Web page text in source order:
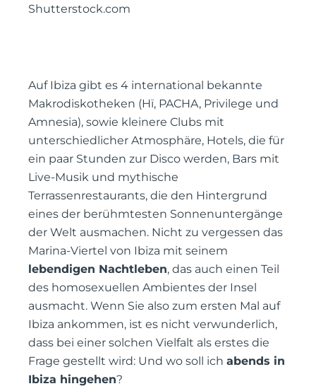
Shutterstock.com
Auf Ibiza gibt es 4 international bekannte
Makrodiskotheken (Hï, PACHA, Privilege und
Amnesia), sowie kleinere Clubs mit
unterschiedlicher Atmosphäre, Hotels, die für
ein paar Stunden zur Disco werden, Bars mit
Live-Musik und mythische
Terrassenrestaurants, die den Hintergrund
eines der berühmtesten Sonnenuntergänge
der Welt ausmachen. Nicht zu vergessen das
Marina-Viertel von Ibiza mit seinem
lebendigen Nachtleben, das auch einen Teil
des homosexuellen Ambientes der Insel
ausmacht. Wenn Sie also zum ersten Mal auf
Ibiza ankommen, ist es nicht verwunderlich,
dass bei einer solchen Vielfalt als erstes die
Frage gestellt wird: Und wo soll ich abends in
Ibiza hingehen?